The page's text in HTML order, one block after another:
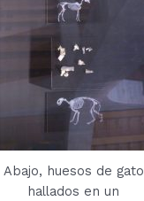
Abajo, huesos de gato
hallados en un